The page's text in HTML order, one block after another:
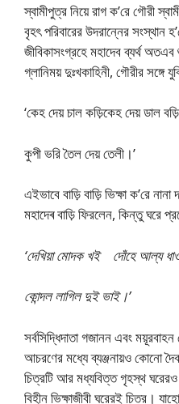
স্বামীপুত্র নিয়ে রাগ ক’রে গৌরী
বৃহৎ পরিবারের উদরান্নের সংস্থান
জীবিকাসংগ্রহে মহাদেব ব্যর্থ অতএব
গ্লানিময় দুঃখকাহিনী, গৌরীর সঙ্গে
‘কেহ দেয় চাল কড়িকেহ দেয় ডাল বড়ি
কুপী ভরি তৈল দেয় তেলী।’
এইভাবে বাড়ি বাড়ি ভিক্ষা ক’রে
মহাদেৰ বাড়ি ফিরলেন, কিন্তু ঘরে
‘দেখিয়া মোদক খই দোঁহে আল্য
কোন্দল লাগিল দুই ভাই।’
সর্বসিদ্ধিদাতা গজানন এবং
আচরণের মধ্যে ব্যঞ্জনায়ও কোনো
চিত্রটি আর মধ্যবিত্ত গৃহস্থ
বিহীন ভিক্ষাজীবী ঘরেরই চিত্র।